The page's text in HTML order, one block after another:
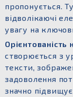
пропонується.
відволікаючі
увагу на
Орієнтованість
створюється з
тексти,
задоволення
значно